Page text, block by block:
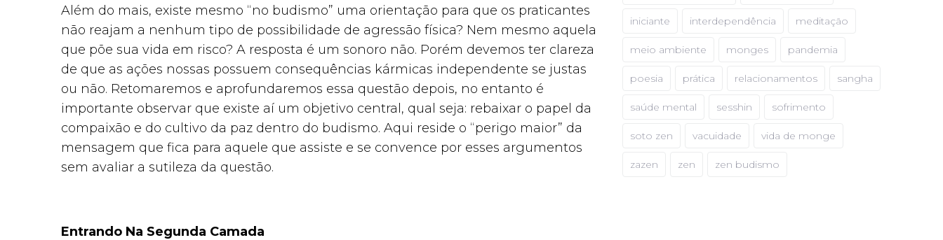
Além do mais, existe mesmo “no budismo” uma orientação para que os praticantes
não reajam a nenhum tipo de possibilidade de agressão física? Nem mesmo aquela
que põe sua vida em risco? A resposta é um sonoro não. Porém devemos ter clareza
de que as ações nossas possuem consequências kármicas independente se justas
ou não. Retomaremos e aprofundaremos essa questão depois, no entanto é
importante observar que existe aí um objetivo central, qual seja: rebaixar o papel da
compaixão e do cultivo da paz dentro do budismo. Aqui reside o “perigo maior” da
mensagem que fica para aquele que assiste e se convence por esses argumentos
sem avaliar a sutileza da questão.
Entrando Na Segunda Camada
iniciante interdependência meditação
meio ambiente monges pandemia
poesia prática relacionamentos sangha
saúde mental sesshin sofrimento
soto zen vacuidade vida de monge
zazen zen zen budismo